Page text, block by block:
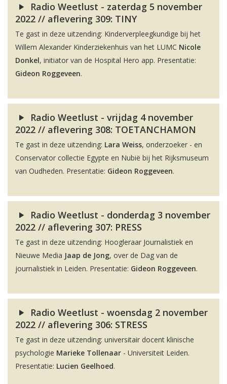
Radio Weetlust - zaterdag 5 november
2022 // aflevering 309: TINY
Te gast in deze uitzending: Kinderverpleegkundige bij het
Willem Alexander Kinderziekenhuis van het LUMC Nicole
Donkel, initiator van de Hospital Hero app. Presentatie:
Gideon Roggeveen.
Radio Weetlust - vrijdag 4 november
2022 // aflevering 308: TOETANCHAMON
Te gast in deze uitzending: Lara Weiss, onderzoeker - en
Conservator collectie Egypte en Nubië bij het Rijksmuseum
van Oudheden. Presentatie: Gideon Roggeveen.
Radio Weetlust - donderdag 3 november
2022 // aflevering 307: PRESS
Te gast in deze uitzending: Hoogleraar Journalistiek en
Nieuwe Media Jaap de Jong, over de Dag van de
journalistiek in Leiden. Presentatie: Gideon Roggeveen.
Radio Weetlust - woensdag 2 november
2022 // aflevering 306: STRESS
Te gast in deze uitzending: universitair docent klinische
psychologie Marieke Tollenaar - Universiteit Leiden.
Presentatie: Lucien Geelhoed.